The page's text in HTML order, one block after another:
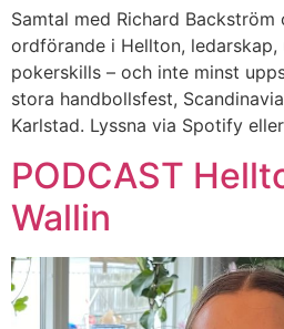
Samtal med Richard
ordförande i Hellton,
pokerskills – och inte minst
stora handbollsfest,
Karlstad. Lyssna via Spotify
PODCAST
Wallin